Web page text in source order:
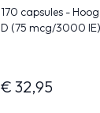
170 capsules -
D (75 mcg/3000 IE)
€ 32,95